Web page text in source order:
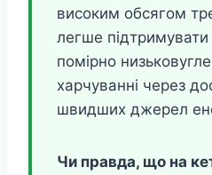
високим обсягом
легше підтримувати
помірно
харчуванні через
швидших джерел
Чи правда, що на